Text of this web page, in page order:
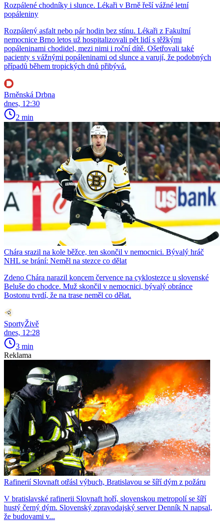
Rozpálené chodníky i slunce. Lékaři v Brně řeší vážné letní
popáleniny
Rozpálený asfalt nebo pár hodin bez stínu. Lékaři z Fakultní
nemocnice Brno letos už hospitalizovali pět lidí s těžkými
popáleninami chodidel, mezi nimi i roční dítě. Ošetřovali také
pacienty s vážnými popáleninami od slunce a varují, že podobných
případů během tropických dnů přibývá.
Brněnská Drbna
dnes, 12:30
2 min
Chára srazil na kole běžce, ten skončil v nemocnici. Bývalý hráč
NHL se brání: Neměl na stezce co dělat
Zdeno Chára narazil koncem července na cyklostezce u slovenské
Beluše do chodce. Muž skončil v nemocnici, bývalý obránce
Bostonu tvrdí, že na trase neměl co dělat.
SportyŽivě
dnes, 12:28
3 min
Reklama
Rafinerií Slovnaft otřásl výbuch, Bratislavou se šíří dým z požáru
V bratislavské rafinerii Slovnaft hoří, slovenskou metropolí se šíří
hustý černý dým. Slovenský zpravodajský server Denník N napsal,
že budovami v...